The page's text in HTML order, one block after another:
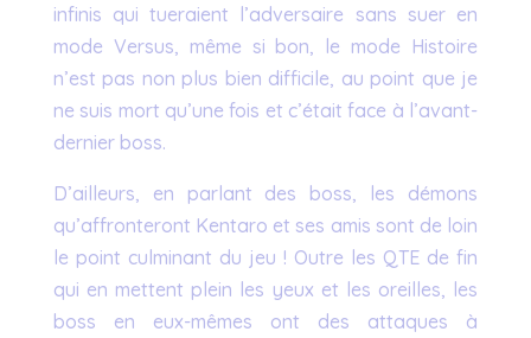
infinis qui tueraient l’adversaire sans suer en
mode Versus, même si bon, le mode Histoire
n’est pas non plus bien difficile, au point que je
ne suis mort qu’une fois et c’était face à l’avant-
dernier boss.
D’ailleurs, en parlant des boss, les démons
qu’affronteront Kentaro et ses amis sont de loin
le point culminant du jeu ! Outre les QTE de fin
qui en mettent plein les yeux et les oreilles, les
boss en eux-mêmes ont des attaques à